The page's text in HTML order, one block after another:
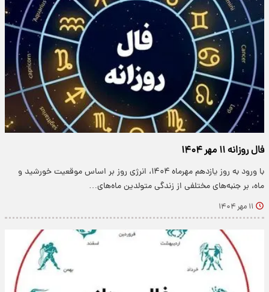
فال روزانه ۱۱ مهر ۱۴۰۴
با ورود به روز یازدهم مهرماه ۱۴۰۴، انرژی روز بر اساس موقعیت خورشید و
ماه، بر جنبه‌های مختلفی از زندگی متولدین ماه‌های…
۱۱ مهر ۱۴۰۴